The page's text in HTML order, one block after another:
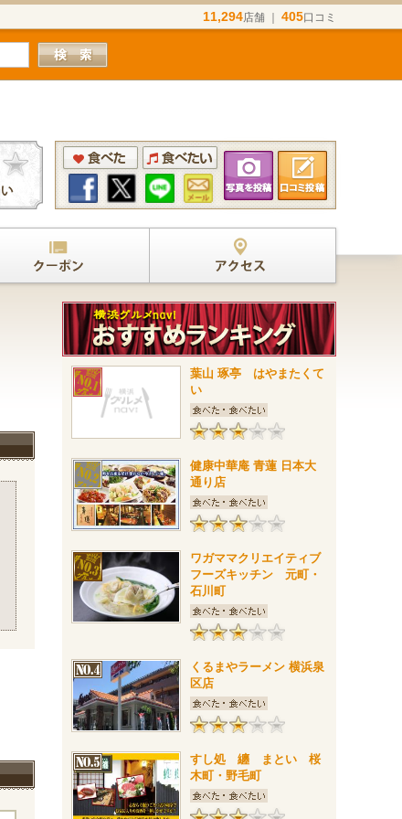
11,294店舗 ｜ 405口コミ
葉山 琢亭 はやまたくて
い
健康中華庵 青蓮 日本大
通り店
ワガママクリエイティブ
フーズキッチン 元町・
石川町
くるまやラーメン 横浜泉
区店
すし処 纏 まとい 桜
木町・野毛町